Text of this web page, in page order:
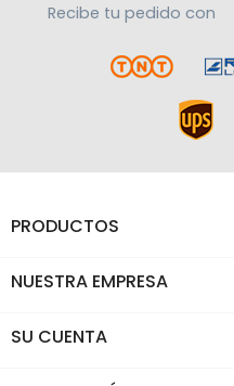
Recibe tu pedido con
PRODUCTOS
NUESTRA EMPRESA
SU CUENTA